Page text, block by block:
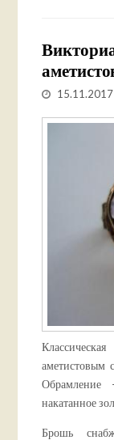
15.11.2017
аметистовым
Обрамление
накатанное
Брошь